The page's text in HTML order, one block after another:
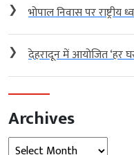
❯ भोपाल निवास पर राष्ट्रीय
❯ देहरादून में आयोजित ‘हर घर
Archives
Archives